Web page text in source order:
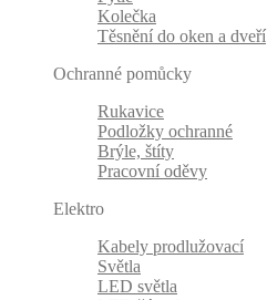
Kolečka
Těsnění do oken a dveří
Ochranné pomůcky
Rukavice
Podložky ochranné
Brýle, štíty
Pracovní oděvy
Elektro
Kabely prodlužovací
Světla
LED světla